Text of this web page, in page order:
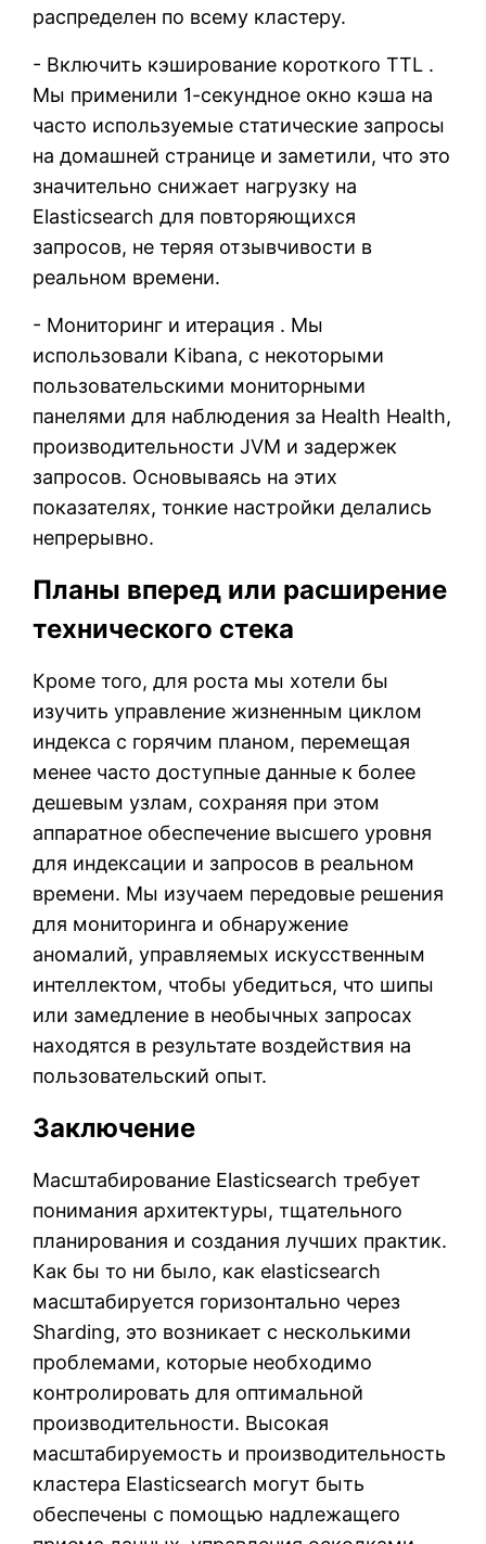
распределен по всему кластеру.
- Включить кэширование короткого TTL .
Мы применили 1-секундное окно кэша на
часто используемые статические запросы
на домашней странице и заметили, что это
значительно снижает нагрузку на
Elasticsearch для повторяющихся
запросов, не теряя отзывчивости в
реальном времени.
- Мониторинг и итерация . Мы
использовали Kibana, с некоторыми
пользовательскими мониторными
панелями для наблюдения за Health Health,
производительности JVM и задержек
запросов. Основываясь на этих
показателях, тонкие настройки делались
непрерывно.
Планы вперед или расширение
технического стека
Кроме того, для роста мы хотели бы
изучить управление жизненным циклом
индекса с горячим планом, перемещая
менее часто доступные данные к более
дешевым узлам, сохраняя при этом
аппаратное обеспечение высшего уровня
для индексации и запросов в реальном
времени. Мы изучаем передовые решения
для мониторинга и обнаружение
аномалий, управляемых искусственным
интеллектом, чтобы убедиться, что шипы
или замедление в необычных запросах
находятся в результате воздействия на
пользовательский опыт.
Заключение
Масштабирование Elasticsearch требует
понимания архитектуры, тщательного
планирования и создания лучших практик.
Как бы то ни было, как elasticsearch
масштабируется горизонтально через
Sharding, это возникает с несколькими
проблемами, которые необходимо
контролировать для оптимальной
производительности. Высокая
масштабируемость и производительность
кластера Elasticsearch могут быть
обеспечены с помощью надлежащего